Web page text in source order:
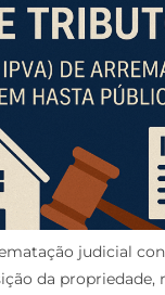
judicial
da propriedade,